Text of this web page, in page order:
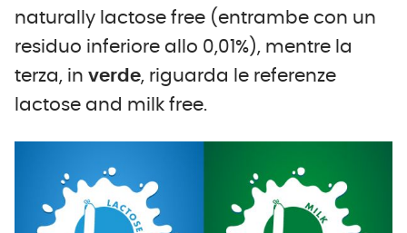
naturally lactose free (entrambe con un
residuo inferiore allo 0,01%), mentre la
terza, in verde, riguarda le referenze
lactose and milk free.